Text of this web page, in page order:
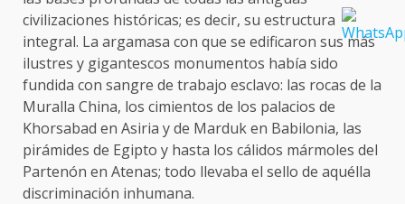
civilizaciones históricas; es decir, su estructura
integral. La argamasa con que se edificaron sus más
ilustres y gigantescos monumentos había sido
fundida con sangre de trabajo esclavo: las rocas de la
Muralla China, los cimientos de los palacios de
Khorsabad en Asiria y de Marduk en Babilonia, las
pirámides de Egipto y hasta los cálidos mármoles del
Partenón en Atenas; todo llevaba el sello de aquélla
discriminación inhumana.